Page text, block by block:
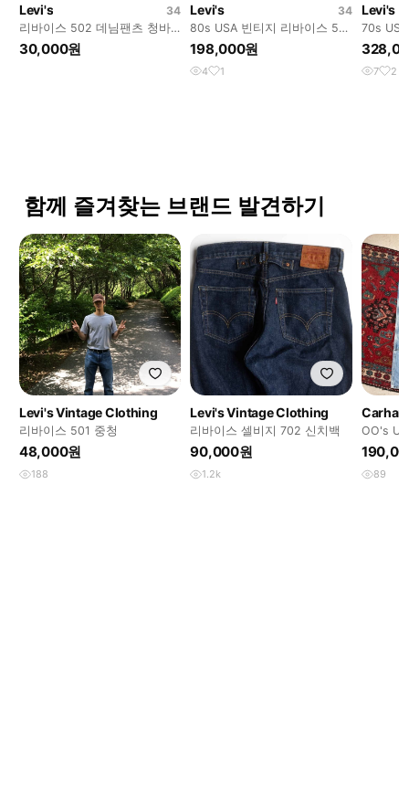
Levi's
34
리바이스 502 데님팬츠 청바
지 진 블루 스트레이트핏
34x32
30,000원
Levi's
34
80s USA 빈티지 리바이스 501
데님 팬츠
198,000원
4 1
Levi's
70s
646 벨
7 2
함께 즐겨찾는 브랜드 발견하기
Levi's Vintage Clothing
리바이스 501 중청
48,000원
188
Levi's Vintage Clothing
리바이스 셀비지 702 신치백
90,000원
1.2k
OO's
블니 팬
89